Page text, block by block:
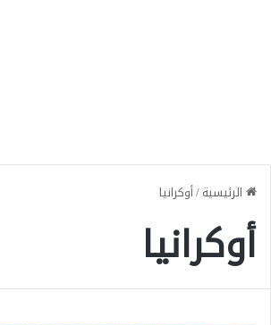
الرئيسية/أوكرانيا
أوكرانيا